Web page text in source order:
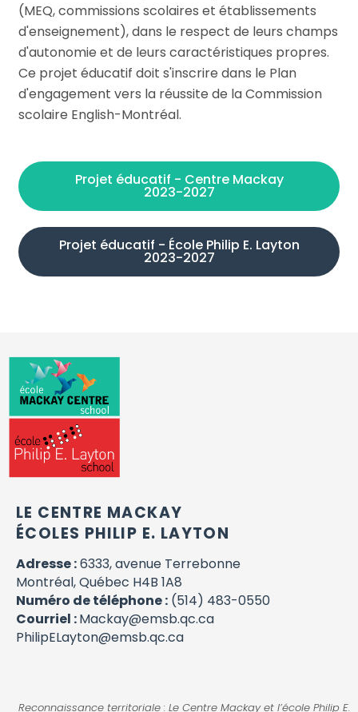
(MEQ, commissions scolaires et établissements
d'enseignement), dans le respect de leurs champs
d'autonomie et de leurs caractéristiques propres.
Ce projet éducatif doit s'inscrire dans le Plan
d'engagement vers la réussite de la Commission
scolaire English-Montréal.
Projet éducatif - Centre Mackay
2023-2027
Projet éducatif - École Philip E. Layton
2023-2027
LE CENTRE MACKAY
ÉCOLES PHILIP E. LAYTON
Adresse :6333, avenue Terrebonne
Montréal, Québec H4B 1A8
Numéro de téléphone : (514) 483-0550
Courriel :Mackay@emsb.qc.ca
PhilipELayton@emsb.qc.ca
Reconnaissance territoriale : Le Centre Mackay et l’école Philip E.